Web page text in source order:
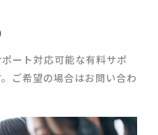
ート対応可能な有料サポ
ご希望の場合はお問い合わ